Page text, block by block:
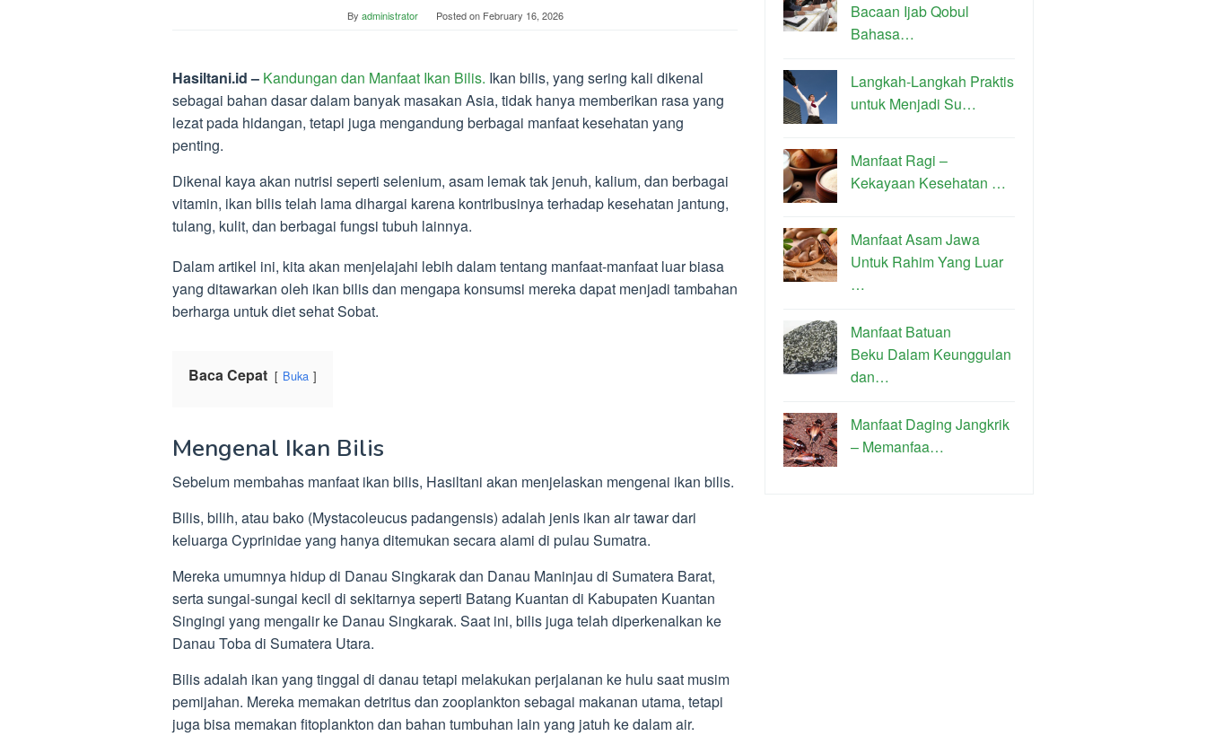
By administrator Posted on February 16, 2026
Hasiltani.id – Kandungan dan Manfaat Ikan Bilis. Ikan bilis, yang sering kali dikenal
sebagai bahan dasar dalam banyak masakan Asia, tidak hanya memberikan rasa yang
lezat pada hidangan, tetapi juga mengandung berbagai manfaat kesehatan yang
penting.
Dikenal kaya akan nutrisi seperti selenium, asam lemak tak jenuh, kalium, dan berbagai
vitamin, ikan bilis telah lama dihargai karena kontribusinya terhadap kesehatan jantung,
tulang, kulit, dan berbagai fungsi tubuh lainnya.
Dalam artikel ini, kita akan menjelajahi lebih dalam tentang manfaat-manfaat luar biasa
yang ditawarkan oleh ikan bilis dan mengapa konsumsi mereka dapat menjadi tambahan
berharga untuk diet sehat Sobat.
Baca Cepat Buka
Mengenal Ikan Bilis
Sebelum membahas manfaat ikan bilis, Hasiltani akan menjelaskan mengenai ikan bilis.
Bilis, bilih, atau bako (Mystacoleucus padangensis) adalah jenis ikan air tawar dari
keluarga Cyprinidae yang hanya ditemukan secara alami di pulau Sumatra.
Mereka umumnya hidup di Danau Singkarak dan Danau Maninjau di Sumatera Barat,
serta sungai-sungai kecil di sekitarnya seperti Batang Kuantan di Kabupaten Kuantan
Singingi yang mengalir ke Danau Singkarak. Saat ini, bilis juga telah diperkenalkan ke
Danau Toba di Sumatera Utara.
Bilis adalah ikan yang tinggal di danau tetapi melakukan perjalanan ke hulu saat musim
pemijahan. Mereka memakan detritus dan zooplankton sebagai makanan utama, tetapi
juga bisa memakan fitoplankton dan bahan tumbuhan lain yang jatuh ke dalam air.
Bacaan Ijab Qobul
Bahasa…
Langkah-Langkah Praktis
untuk Menjadi Su…
Manfaat Ragi –
Kekayaan Kesehatan …
Manfaat Asam Jawa
Untuk Rahim Yang Luar
…
Manfaat Batuan
Beku Dalam Keunggulan
dan…
Manfaat Daging Jangkrik
– Memanfaa…